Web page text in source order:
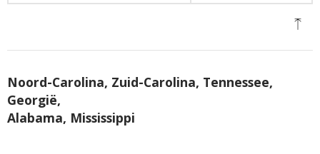
Noord-Carolina, Zuid-Carolina, Tennessee,
Georgië,
Alabama, Mississippi